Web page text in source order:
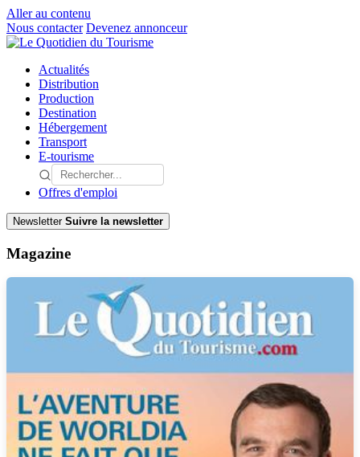
Aller au contenu
Nous contacter Devenez annonceur
Actualités
Distribution
Production
Destination
Hébergement
Transport
E-tourisme
Offres d'emploi
Newsletter Suivre la newsletter
Magazine